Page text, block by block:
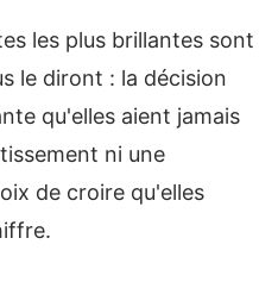
les plus brillantes sont
le diront : la décision
qu'elles aient jamais
ni une
de croire qu'elles